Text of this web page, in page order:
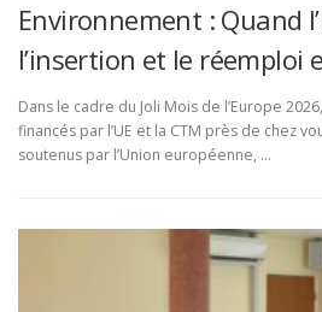
Environnement : Quand
l’insertion et le réemploi
Dans le cadre du Joli Mois de l’Europe
financés par l’UE et la CTM près de chez
soutenus par l’Union européenne, …